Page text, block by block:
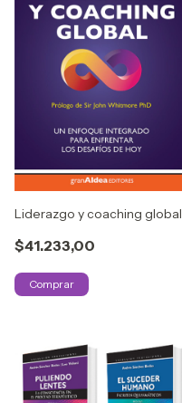
Liderazgo y coaching global
$41.233,00